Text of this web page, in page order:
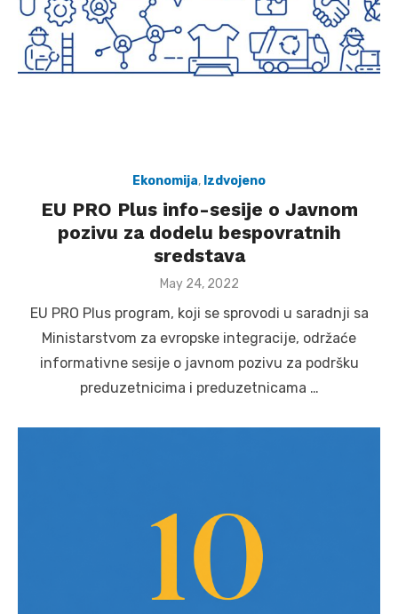
Ekonomija, Izdvojeno
EU PRO Plus info-sesije o Javnom
pozivu za dodelu bespovratnih
sredstava
Posted
May 24, 2022
EU PRO Plus program, koji se sprovodi u saradnji sa
Ministarstvom za evropske integracije, održaće
informativne sesije o javnom pozivu za podršku
preduzetnicima i preduzetnicama …